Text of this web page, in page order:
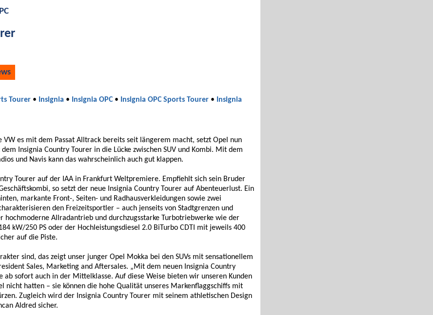
Tourer • Insignia • Insignia OPC • Insignia OPC Sports Tourer • Insignia
es mit dem Passat Alltrack bereits seit längerem macht, setzt Opel nun
Insignia Country Tourer in die Lücke zwischen SUV und Kombi. Mit dem
und Navis kann das wahrscheinlich auch gut klappen.
Tourer auf der IAA in Frankfurt Weltpremiere. Empfiehlt sich sein Bruder
so setzt der neue Insignia Country Tourer auf Abenteuerlust. Ein
markante Front-, Seiten- und Radhausverkleidungen sowie zwei
den Freizeitsportler – auch jenseits von Stadtgrenzen und
hochmoderne Allradantrieb und durchzugsstarke Turbotriebwerke wie der
kW/250 PS oder der Hochleistungsdiesel 2.0 BiTurbo CDTI mit jeweils 400
auf die Piste.
sind, das zeigt unser junger Opel Mokka bei den SUVs mit sensationellem
Sales, Marketing and Aftersales. „Mit dem neuen Insignia Country
ab sofort auch in der Mittelklasse. Auf diese Weise bieten wir unseren Kunden
nicht hatten – sie können die hohe Qualität unseres Markenflaggschiffs mit
Zugleich wird der Insignia Country Tourer mit seinem athletischen Design
Aldred sicher.